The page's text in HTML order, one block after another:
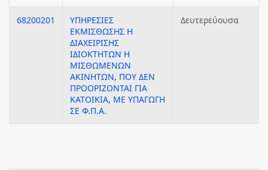
68200201
ΥΠΗΡΕΣΙΕΣ
ΕΚΜΙΣΘΩΣΗΣ Η
ΔΙΑΧΕΙΡΙΣΗΣ
ΙΔΙΟΚΤΗΤΩΝ Η
ΜΙΣΘΩΜΕΝΩΝ
ΑΚΙΝΗΤΩΝ, ΠΟΥ ΔΕΝ
ΠΡΟΟΡΙΖΟΝΤΑΙ ΓΙΑ
ΚΑΤΟΙΚΙΑ, ΜΕ ΥΠΑΓΩΓΗ
ΣΕ Φ.Π.Α.
Δευτερεύουσα